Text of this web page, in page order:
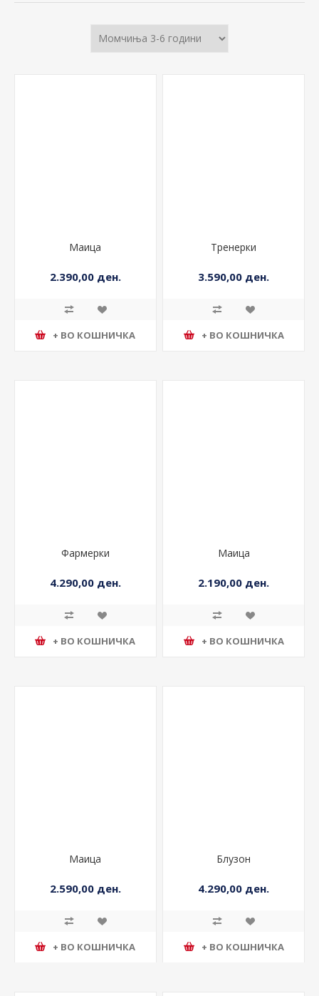
Маица
2.390,00 ден.
+ ВО КОШНИЧКА
Тренерки
3.590,00 ден.
+ ВО КОШНИЧКА
Фармерки
4.290,00 ден.
+ ВО КОШНИЧКА
Маица
2.190,00 ден.
+ ВО КОШНИЧКА
Маица
2.590,00 ден.
+ ВО КОШНИЧКА
Блузон
4.290,00 ден.
+ ВО КОШНИЧКА